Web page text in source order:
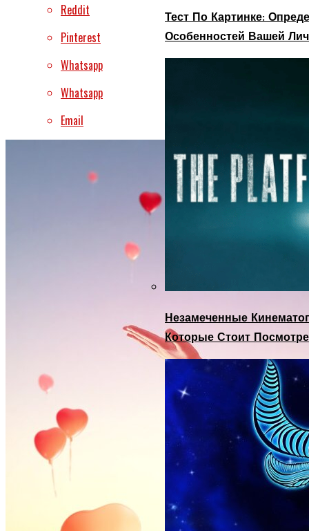
Тест По Картинке:
Особенностей Вашей
Незамеченные
Которые Стоит
Reddit
Pinterest
Whatsapp
Whatsapp
Email